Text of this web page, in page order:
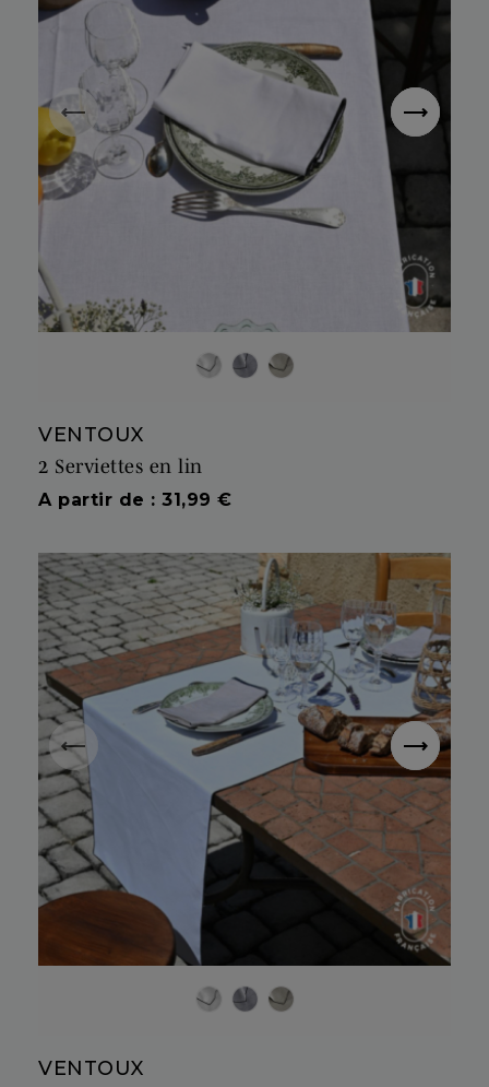
NeigePoivreBiscuit
VENTOUX
2 Serviettes en lin
Prix
A partir de : 31,99 €
NeigePoivreBiscuit
VENTOUX